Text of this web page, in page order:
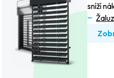
sníží